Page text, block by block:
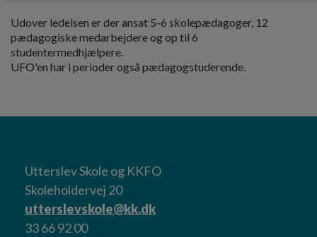
Udover ledelsen er der ansat 5-6 skolepædagoger, 12
pædagogiske medarbejdere og op til 6
studentermedhjælpere.
UFO'en har i perioder også pædagogstuderende.
Utterslev Skole og KKFO
Skoleholdervej 20
utterslevskole@kk.dk
33 66 92 00